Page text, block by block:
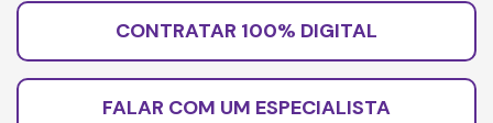
CONTRATAR 100% DIGITAL
FALAR COM UM ESPECIALISTA